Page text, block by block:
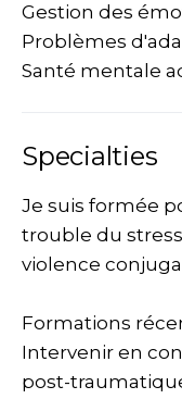
Gestion des
Problèmes
Santé mentale
Specialties
Je suis formée
trouble du
violence
Formations
Intervenir en
post-